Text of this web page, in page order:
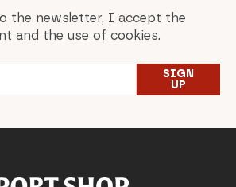
the newsletter, I accept the
and the use of cookies.
SIGN
UP